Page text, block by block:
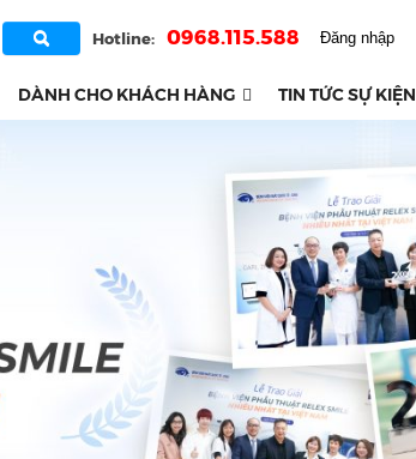
Đăng nhập
Hotline: 0968.115.588
DÀNH CHO KHÁCH HÀNG TIN TỨC SỰ KIỆN